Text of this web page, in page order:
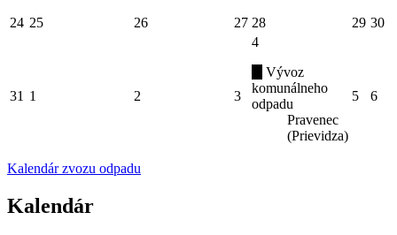
24 25 26 27 28 29 30
31 1 2 3
4
Vývoz
komunálneho
odpadu
Pravenec
(Prievidza)
5 6
Kalendár zvozu odpadu
Kalendár